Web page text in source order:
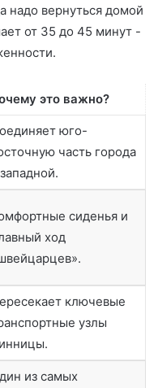
надо вернуться домой
от 35 до 45 минут -
это важно?
юго-
часть города
сиденья и
ход
ключевые
узлы
из самых